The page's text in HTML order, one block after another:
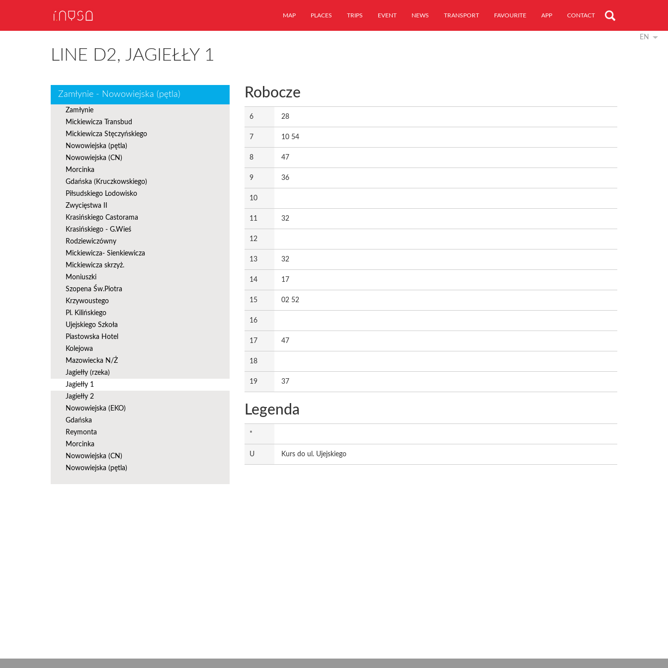
MAP PLACES TRIPS EVENT NEWS TRANSPORT FAVOURITE APP CONTACT
EN
LINE D2, JAGIEŁŁY 1
Zamłynie - Nowowiejska (pętla)
Zamłynie
Mickiewicza Transbud
Mickiewicza Stęczyńskiego
Nowowiejska (pętla)
Nowowiejska (CN)
Morcinka
Gdańska (Kruczkowskiego)
Piłsudskiego Lodowisko
Zwycięstwa II
Krasińskiego Castorama
Krasińskiego - G.Wieś
Rodziewiczówny
Mickiewicza- Sienkiewicza
Mickiewicza skrzyż.
Moniuszki
Szopena Św.Piotra
Krzywoustego
Pl. Kilińskiego
Ujejskiego Szkoła
Piastowska Hotel
Kolejowa
Mazowiecka N/Ż
Jagiełły (rzeka)
Jagiełły 1
Jagiełły 2
Nowowiejska (EKO)
Gdańska
Reymonta
Morcinka
Nowowiejska (CN)
Nowowiejska (pętla)
Robocze
6 28
7 10 54
8 47
9 36
10
11 32
12
13 32
14 17
15 02 52
16
17 47
18
19 37
Legenda
*
U Kurs do ul. Ujejskiego